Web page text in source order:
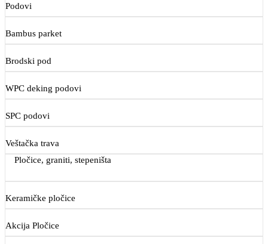
Podovi
Bambus parket
Brodski pod
WPC deking podovi
SPC podovi
Veštačka trava
Pločice, graniti, stepeništa
Keramičke pločice
Akcija Pločice